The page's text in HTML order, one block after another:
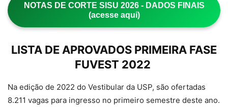
NOTAS DE CORTE SISU 2026 - DADOS FINAIS
(acesse aqui)
LISTA DE APROVADOS PRIMEIRA FASE
FUVEST 2022
Na edição de 2022 do Vestibular da USP, são ofertadas
8.211 vagas para ingresso no primeiro semestre deste ano.